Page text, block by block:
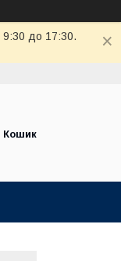
9:30 до 17:30.
Кошик